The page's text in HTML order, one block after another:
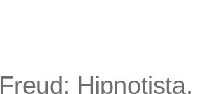
Freud: Hipnotista,